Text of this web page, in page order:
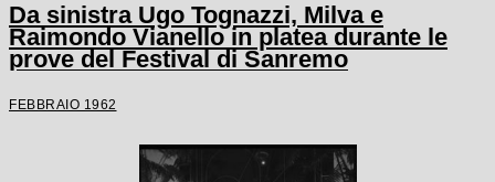
Da sinistra Ugo Tognazzi, Milva e
Raimondo Vianello in platea durante le
prove del Festival di Sanremo
FEBBRAIO 1962